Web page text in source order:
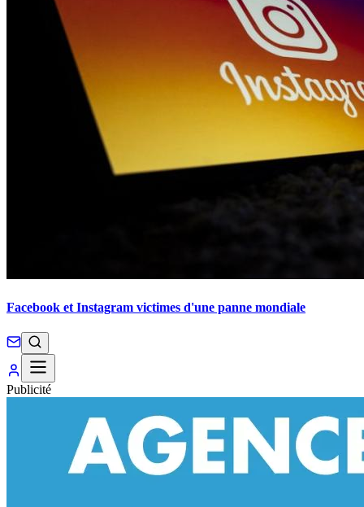
Facebook et Instagram victimes d'une panne mondiale
Publicité